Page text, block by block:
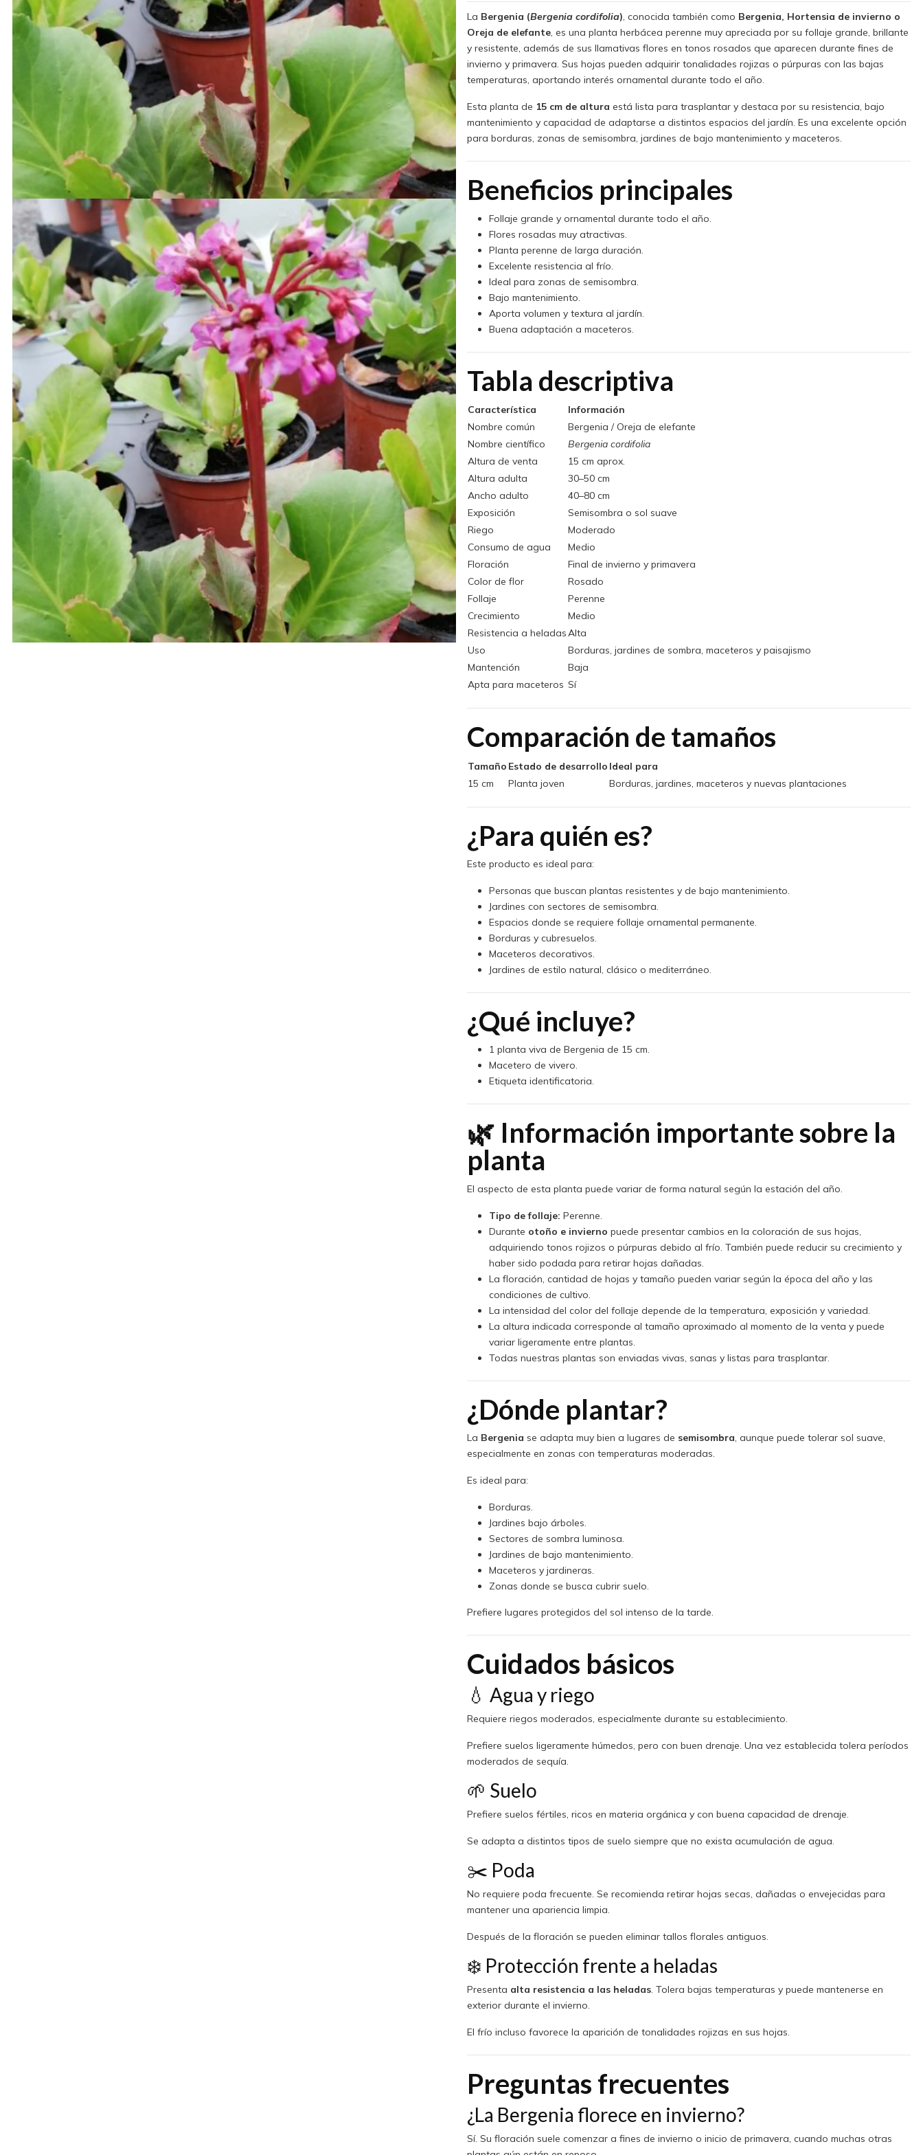
La Bergenia (Bergenia cordifolia), conocida también como Bergenia, Hortensia de invierno o
Oreja de elefante, es una planta herbácea perenne muy apreciada por su follaje grande, brillante
y resistente, además de sus llamativas flores en tonos rosados que aparecen durante fines de
invierno y primavera. Sus hojas pueden adquirir tonalidades rojizas o púrpuras con las bajas
temperaturas, aportando interés ornamental durante todo el año.
Esta planta de 15 cm de altura está lista para trasplantar y destaca por su resistencia, bajo
mantenimiento y capacidad de adaptarse a distintos espacios del jardín. Es una excelente opción
para borduras, zonas de semisombra, jardines de bajo mantenimiento y maceteros.
Beneficios principales
Follaje grande y ornamental durante todo el año.
Flores rosadas muy atractivas.
Planta perenne de larga duración.
Excelente resistencia al frío.
Ideal para zonas de semisombra.
Bajo mantenimiento.
Aporta volumen y textura al jardín.
Buena adaptación a maceteros.
Tabla descriptiva
Característica
Información
Nombre común
Bergenia / Oreja de elefante
Nombre científico
Bergenia cordifolia
Altura de venta
15 cm aprox.
Altura adulta
30–50 cm
Ancho adulto
40–80 cm
Exposición
Semisombra o sol suave
Riego
Moderado
Consumo de agua
Medio
Floración
Final de invierno y primavera
Color de flor
Rosado
Follaje
Perenne
Crecimiento
Medio
Resistencia a heladasAlta
Uso
Borduras, jardines de sombra, maceteros y paisajismo
Mantención
Baja
Apta para maceteros Sí
Comparación de tamaños
Tamaño Estado de desarrollo Ideal para
15 cm
Planta joven Borduras, jardines, maceteros y nuevas plantaciones
¿Para quién es?
Este producto es ideal para:
Personas que buscan plantas resistentes y de bajo mantenimiento.
Jardines con sectores de semisombra.
Espacios donde se requiere follaje ornamental permanente.
Borduras y cubresuelos.
Maceteros decorativos.
Jardines de estilo natural, clásico o mediterráneo.
¿Qué incluye?
1 planta viva de Bergenia de 15 cm.
Macetero de vivero.
Etiqueta identificatoria.
🌿 Información importante sobre la
planta
El aspecto de esta planta puede variar de forma natural según la estación del año.
Tipo de follaje: Perenne.
Durante otoño e invierno puede presentar cambios en la coloración de sus hojas,
adquiriendo tonos rojizos o púrpuras debido al frío. También puede reducir su crecimiento y
haber sido podada para retirar hojas dañadas.
La floración, cantidad de hojas y tamaño pueden variar según la época del año y las
condiciones de cultivo.
La intensidad del color del follaje depende de la temperatura, exposición y variedad.
La altura indicada corresponde al tamaño aproximado al momento de la venta y puede
variar ligeramente entre plantas.
Todas nuestras plantas son enviadas vivas, sanas y listas para trasplantar.
¿Dónde plantar?
La Bergenia se adapta muy bien a lugares de semisombra, aunque puede tolerar sol suave,
especialmente en zonas con temperaturas moderadas.
Es ideal para:
Borduras.
Jardines bajo árboles.
Sectores de sombra luminosa.
Jardines de bajo mantenimiento.
Maceteros y jardineras.
Zonas donde se busca cubrir suelo.
Prefiere lugares protegidos del sol intenso de la tarde.
Cuidados básicos
💧 Agua y riego
Requiere riegos moderados, especialmente durante su establecimiento.
Prefiere suelos ligeramente húmedos, pero con buen drenaje. Una vez establecida tolera períodos
moderados de sequía.
🌱 Suelo
Prefiere suelos fértiles, ricos en materia orgánica y con buena capacidad de drenaje.
Se adapta a distintos tipos de suelo siempre que no exista acumulación de agua.
✂️ Poda
No requiere poda frecuente. Se recomienda retirar hojas secas, dañadas o envejecidas para
mantener una apariencia limpia.
Después de la floración se pueden eliminar tallos florales antiguos.
❄️ Protección frente a heladas
Presenta alta resistencia a las heladas. Tolera bajas temperaturas y puede mantenerse en
exterior durante el invierno.
El frío incluso favorece la aparición de tonalidades rojizas en sus hojas.
Preguntas frecuentes
¿La Bergenia florece en invierno?
Sí. Su floración suele comenzar a fines de invierno o inicio de primavera, cuando muchas otras